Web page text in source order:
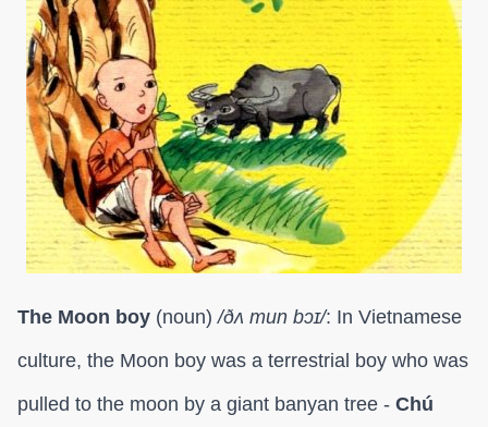
The Moon boy (noun)/ðʌ mun bɔɪ/: In Vietnamese
culture, the Moon boy was a terrestrial boy who was
pulled to the moon by a giant banyan tree - Chú